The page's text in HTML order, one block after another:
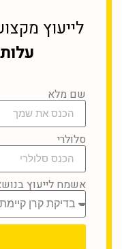
לייעוץ
שם מלא
סלולרי
אשמח לייעוץ